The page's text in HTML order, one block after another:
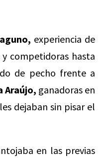
experiencia de
y competidoras hasta
de pecho frente a
Araújo, ganadoras en
dejaban sin pisar el
en las previas